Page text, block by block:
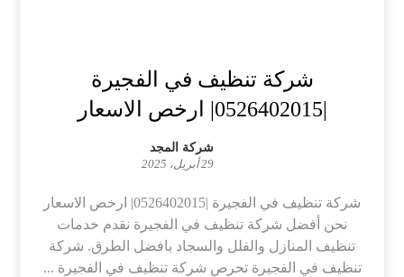
شركة تنظيف في الفجيرة
شركة المجد
29 أبريل، 2025
شركة تنظيف في الفجيرة |0526402015| ارخص الاسعار
نحن أفضل شركة تنظيف في الفجيرة نقدم خدمات
تنظيف المنازل والفلل والسجاد بافضل الطرق. شركة
تنظيف في الفجيرة تحرص شركة تنظيف في الفجيرة ...